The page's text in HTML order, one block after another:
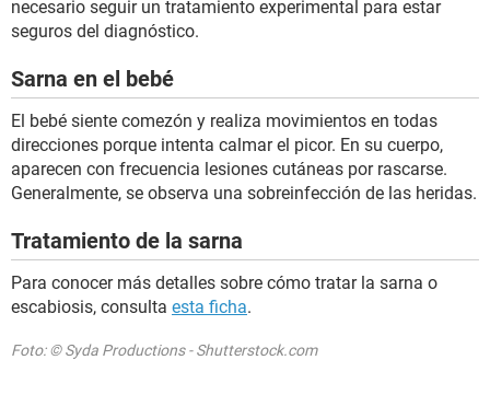
necesario seguir un tratamiento experimental para estar
seguros del diagnóstico.
Sarna en el bebé
El bebé siente comezón y realiza movimientos en todas
direcciones porque intenta calmar el picor. En su cuerpo,
aparecen con frecuencia lesiones cutáneas por rascarse.
Generalmente, se observa una sobreinfección de las heridas.
Tratamiento de la sarna
Para conocer más detalles sobre cómo tratar la sarna o
escabiosis, consulta esta ficha.
Foto: © Syda Productions - Shutterstock.com